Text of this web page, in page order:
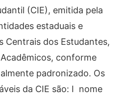
(CIE), emitida pela
estaduais e
Centrais dos Estudantes,
conforme
padronizado. Os
da CIE são: I ­ nome